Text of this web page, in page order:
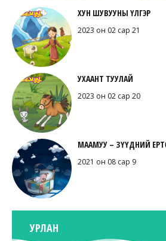
ХУН ШУВУУНЫ ҮЛГЭР
2023 он 02 сар 21
УХААНТ ТУУЛАЙ
2023 он 02 сар 20
МААМУУ – ЗҮҮДНИЙ
2021 он 08 сар 9
УРЛАН